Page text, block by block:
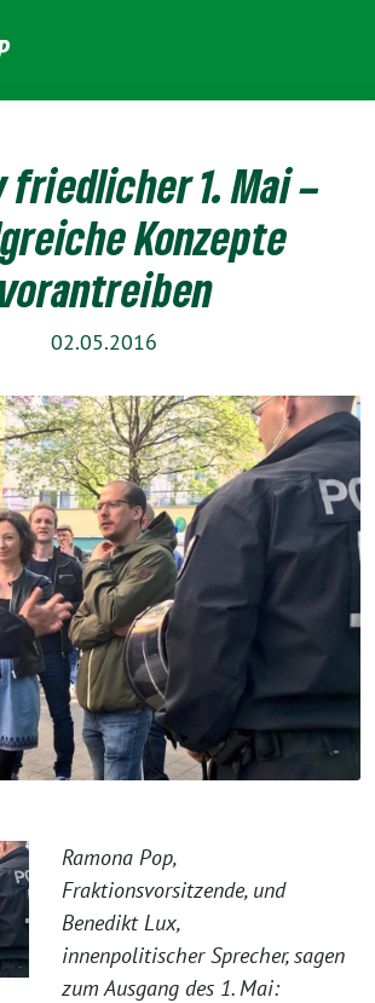
friedlicher 1. Mai –
Konzepte
vorantreiben
02.05.2016
Ramona Pop,
Fraktionsvorsitzende, und
Benedikt Lux,
innenpolitischer Sprecher, sagen
zum Ausgang des 1. Mai: